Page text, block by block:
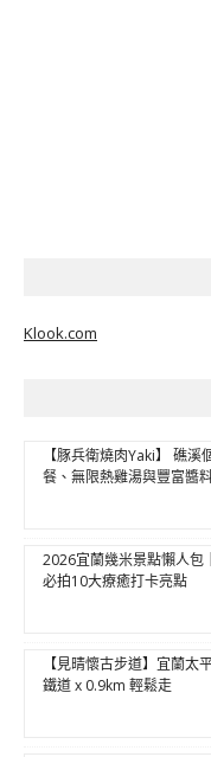
Klook.com
【豚兵衛燒肉Yaki】 礁
餐、無限熱雞湯與豐富醬
2026宜蘭幾米景點懶人包
必拍10大療癒打卡亮點
【見晴懷古步道】宜蘭
鐵道 x 0.9km 輕鬆走